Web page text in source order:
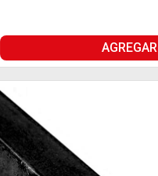
AGREGAR